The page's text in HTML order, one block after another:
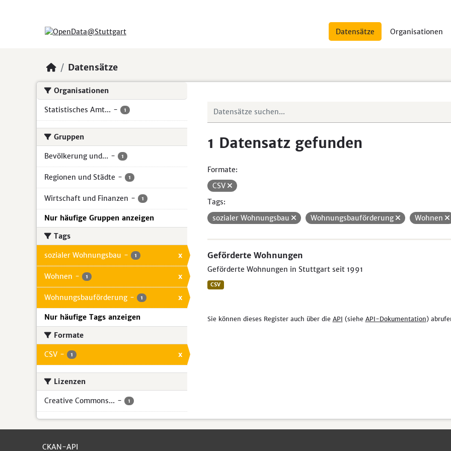
Datensätze Organisationen
Datensätze
Organisationen
Statistisches Amt... - 1
Gruppen
Bevölkerung und... - 1
Regionen und Städte - 1
Wirtschaft und Finanzen - 1
Nur häufige Gruppen anzeigen
Tags
sozialer Wohnungsbau - 1 x
Wohnen - 1 x
Wohnungsbauförderung - 1 x
Nur häufige Tags anzeigen
Formate
CSV - 1 x
Lizenzen
Creative Commons... - 1
1 Datensatz gefunden
Formate:
CSV
Tags:
sozialer Wohnungsbau
Wohnungsbauförderung Wohnen
Geförderte Wohnungen
Geförderte Wohnungen in Stuttgart seit 1991
CSV
Sie können dieses Register auch über die API (siehe API-Dokumentation)
CKAN-API